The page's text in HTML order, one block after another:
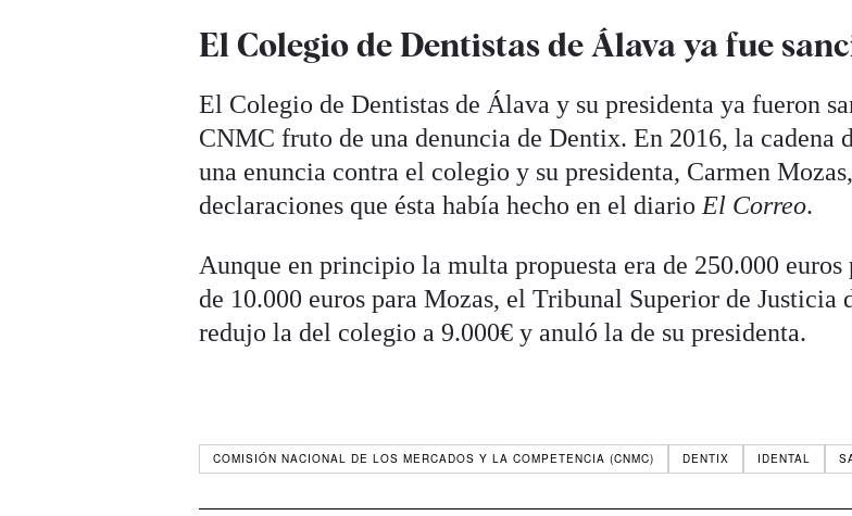
El Colegio de Dentistas de Álava ya fue
El Colegio de Dentistas de Álava y su presidenta ya fueron
CNMC fruto de una denuncia de Dentix. En 2016, la cadena
una enuncia contra el colegio y su presidenta, Carmen
declaraciones que ésta había hecho en el diario El Correo.
Aunque en principio la multa propuesta era de 250.000
de 10.000 euros para Mozas, el Tribunal Superior de Justicia
redujo la del colegio a 9.000€ y anuló la de su presidenta.
COMISIÓN NACIONAL DE LOS MERCADOS Y LA COMPETENCIA (CNMC) DENTIX IDENTAL